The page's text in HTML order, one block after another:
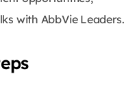
with AbbVie Leaders.